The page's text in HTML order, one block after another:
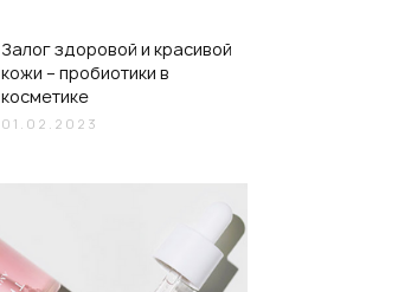
Залог здоровой и красивой
кожи – пробиотики в
косметике
01.02.2023